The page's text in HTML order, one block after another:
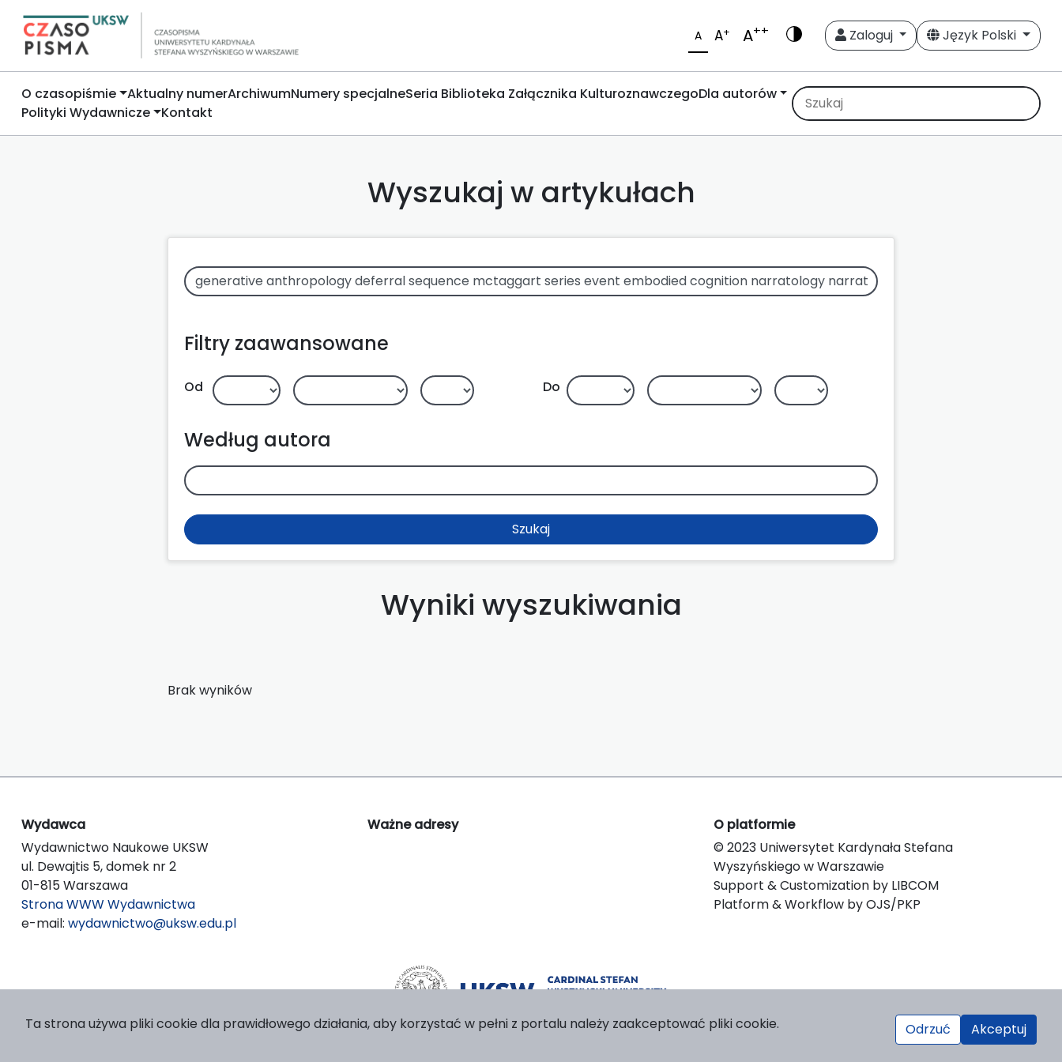
A A+ A++ Zaloguj Język Polski
O czasopiśmie Aktualny numerArchiwumNumery specjalneSeria Biblioteka Załącznika KulturoznawczegoDla autorów
Polityki Wydawnicze Kontakt
Wyszukaj w artykułach
Filtry zaawansowane
Od Do
Według autora
Szukaj
Wyniki wyszukiwania
Brak wyników
Wydawca
Wydawnictwo Naukowe UKSW
ul. Dewajtis 5, domek nr 2
01-815 Warszawa
Strona WWW Wydawnictwa
e-mail: wydawnictwo@uksw.edu.pl
Ważne adresy
O platformie
© 2023 Uniwersytet Kardynała Stefana
Wyszyńskiego w Warszawie
Support & Customization by LIBCOM
Platform & Workflow by OJS/PKP
Ta strona używa pliki cookie dla prawidłowego działania, aby korzystać w pełni z portalu należy zaakceptować pliki cookie. Odrzuć Akceptuj